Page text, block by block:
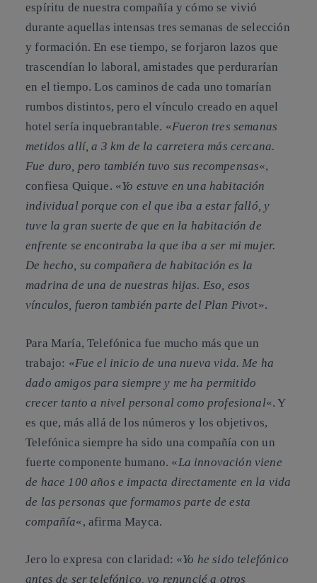
espíritu de nuestra compañía y cómo se vivió
durante aquellas intensas tres semanas de selección
y formación. En ese tiempo, se forjaron lazos que
trascendían lo laboral, amistades que perdurarían
en el tiempo. Los caminos de cada uno tomarían
rumbos distintos, pero el vínculo creado en aquel
hotel sería inquebrantable. «Fueron tres semanas
metidos allí, a 3 km de la carretera más cercana.
Fue duro, pero también tuvo sus recompensas«,
confiesa Quique. «Yo estuve en una habitación
individual porque con el que iba a estar falló, y
tuve la gran suerte de que en la habitación de
enfrente se encontraba la que iba a ser mi mujer.
De hecho, su compañera de habitación es la
madrina de una de nuestras hijas. Eso, esos
vínculos, fueron también parte del Plan Pivot».
Para María, Telefónica fue mucho más que un
trabajo: «Fue el inicio de una nueva vida. Me ha
dado amigos para siempre y me ha permitido
crecer tanto a nivel personal como profesional«. Y
es que, más allá de los números y los objetivos,
Telefónica siempre ha sido una compañía con un
fuerte componente humano. «La innovación viene
de hace 100 años e impacta directamente en la vida
de las personas que formamos parte de esta
compañía«, afirma Mayca.
Jero lo expresa con claridad: «Yo he sido telefónico
antes de ser telefónico, yo renuncié a otros